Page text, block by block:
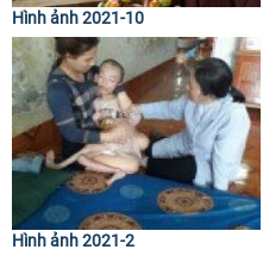
Hình ảnh 2021-10
Hình ảnh 2021-2